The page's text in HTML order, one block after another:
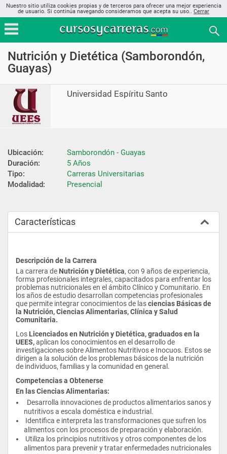
Nuestro sitio utiliza cookies propias y de terceros para ofrecer una mejor experiencia
de usuario. Si continúa navegando consideramos que acepta su uso.. Cerrar
Nutrición y Dietética (Samborondón,
Guayas)
Universidad Espíritu Santo
Ubicación:
Samborondón - Guayas
Duración:
5 Años
Tipo:
Carreras Universitarias
Modalidad:
Presencial
Características
Descripción de la Carrera
La carrera de Nutrición y Dietética, con 9 años de experiencia,
forma profesionales integrales, capacitados para enfrentar los
problemas nutricionales en el ámbito Clínico y Comunitario. En
los años de estudio desarrollan competencias profesionales
que permite integrar conocimientos de las ciencias Básicas de
la Nutrición, Ciencias Alimentarias, Clínica y Salud
Comunitaria.
Los Licenciados en Nutrición y Dietética, graduados en la
UEES, aplican los conocimientos en el desarrollo de
investigaciones sobre Alimentos Nutritivos e Inocuos. Estos se
dirigen a la solución de los problemas básicos de la nutrición
de individuos, familias y la comunidad en general.
Competencias a Obtenerse
En las Ciencias Alimentarias:
nutritivos a escala doméstica e industrial.
alimentos con los procesos de preparación y elaboración.
alimentos para prevenir y tratar enfermedades nutricionales